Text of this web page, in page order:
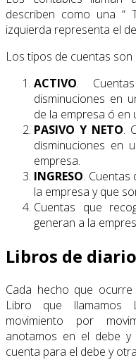
describen como una
izquierda representa el
Los tipos de cuentas son
ACTIVO.
disminuciones en
de la empresa ó
PASIVO Y NETO.
disminuciones en
empresa.
INGRESO. Cuentas
la empresa y que
Cuentas que
generan a la
Libros de
Cada hecho que
Libro que llamamos
movimiento por
anotamos en el debe
cuenta para el debe y